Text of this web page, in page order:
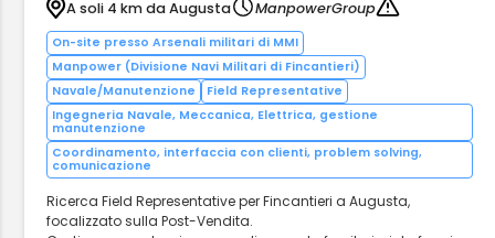
A soli 4 km da Augusta ManpowerGroup
On-site presso Arsenali militari di MMI
Manpower (Divisione Navi Militari di Fincantieri)
Navale/Manutenzione
Field Representative
Ingegneria Navale, Meccanica, Elettrica, gestione
manutenzione
Coordinamento, interfaccia con clienti, problem solving,
comunicazione
Ricerca Field Representative per Fincantieri a Augusta,
focalizzato sulla Post-Vendita.